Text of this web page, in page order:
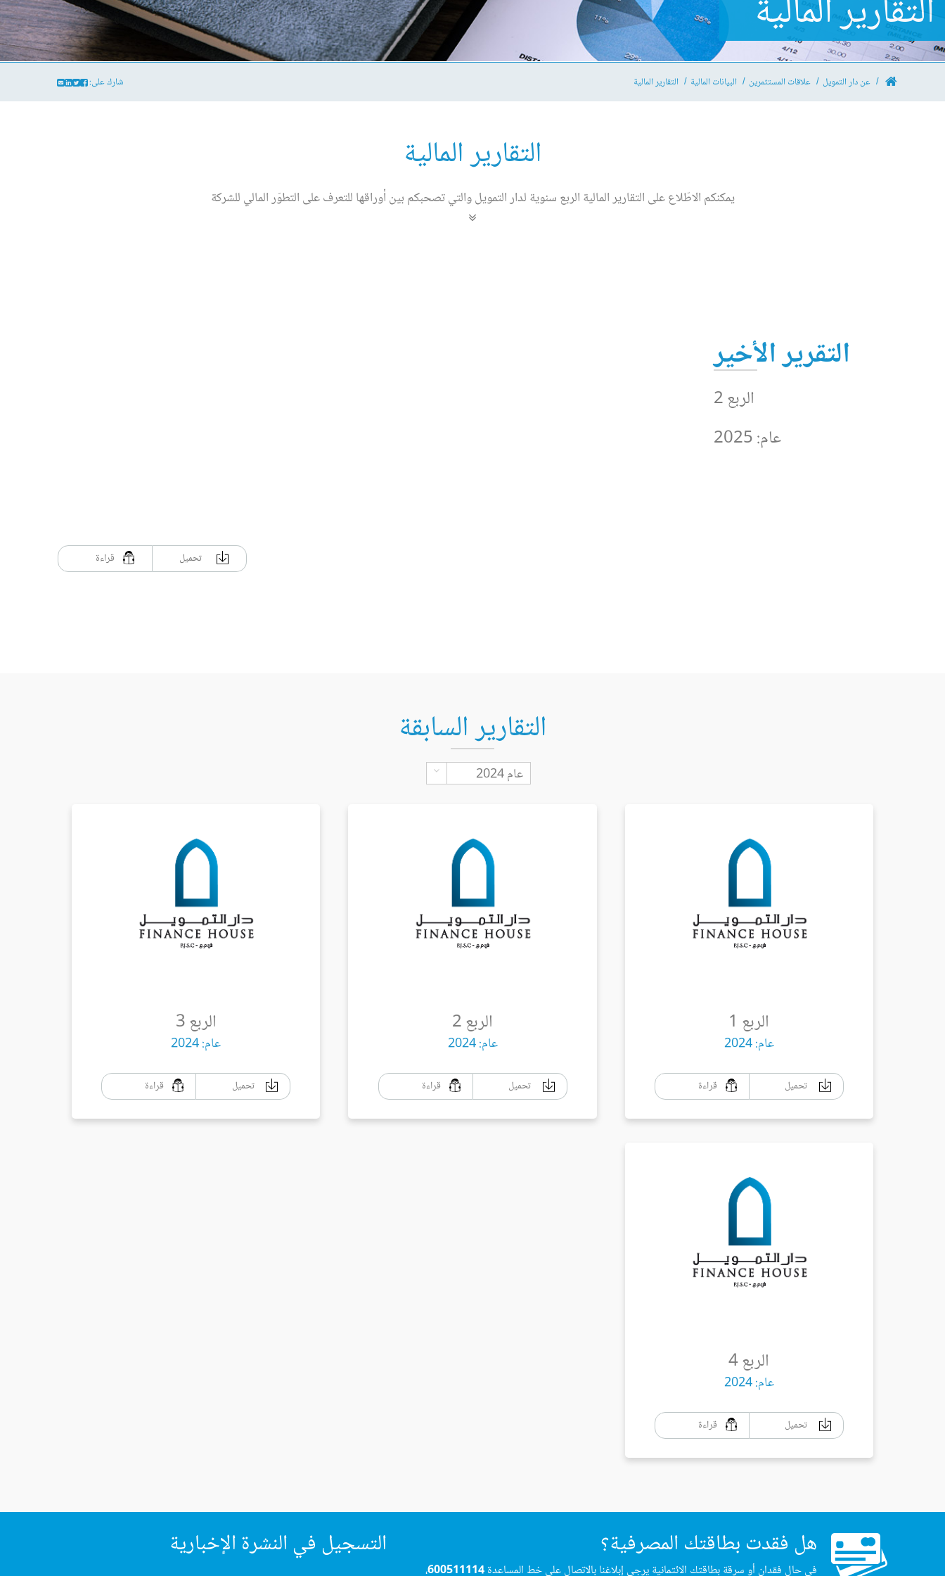
التقارير المالية
عن دار التمويل علاقات المستثمرين البيانات المالية التقارير المالية شارك على:
التقارير المالية
يمكنكم الاطّلاع على التقارير المالية الربع سنوية لدار التمويل والتي تصحبكم بين أوراقها للتعرف على التطوّر المالي للشركة
التقرير الأخير
الربع 2
عام: 2025
تحميل قراءة
التقارير السابقة
عام 2024
الربع 1
عام: 2024
تحميل قراءة
الربع 2
عام: 2024
تحميل قراءة
الربع 3
عام: 2024
تحميل قراءة
الربع 4
عام: 2024
تحميل قراءة
هل فقدت بطاقتك المصرفية؟
في حال فقدان أو سرقة بطاقتك الائتمانية يرجى إبلاغنا بالاتصال على خط المساعدة600511114،
التسجيل في النشرة الإخبارية